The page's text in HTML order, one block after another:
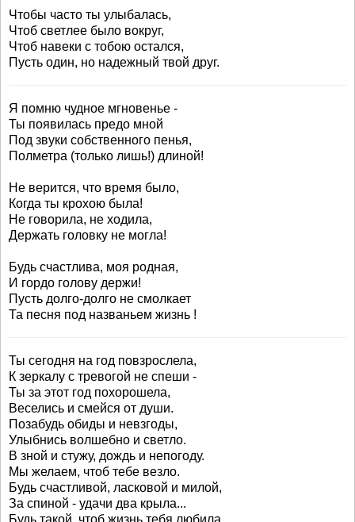
Чтобы часто ты улыбалась,
Чтоб светлее было вокруг,
Чтоб навеки с тобою остался,
Пусть один, но надежный твой друг.
Я помню чудное мгновенье -
Ты появилась предо мной
Под звуки собственного пенья,
Полметра (только лишь!) длиной!
Не верится, что время было,
Когда ты крохою была!
Не говорила, не ходила,
Держать головку не могла!
Будь счастлива, моя родная,
И гордо голову держи!
Пусть долго-долго не смолкает
Та песня под названьем жизнь !
Ты сегодня на год повзрослела,
К зеркалу с тревогой не спеши -
Ты за этот год похорошела,
Веселись и смейся от души.
Позабудь обиды и невзгоды,
Улыбнись волшебно и светло.
В зной и стужу, дождь и непогоду.
Мы желаем, чтоб тебе везло.
Будь счастливой, ласковой и милой,
За спиной - удачи два крыла...
Будь такой, чтоб жизнь тебя любила,